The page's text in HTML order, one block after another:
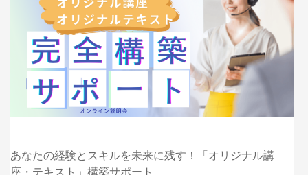
あなたの経験とスキルを未来に残す！「オリジナル講
座・テキスト」構築サポート